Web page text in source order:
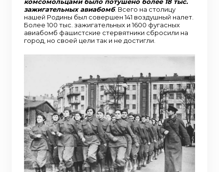
зажигательных авиабомб. Всего на столицу
нашей Родины был совершен 141 воздушный налет.
Более 100 тыс. зажигательных и 1600 фугасных
авиабомб фашистские стервятники сбросили на
город, но своей цели так и не достигли.